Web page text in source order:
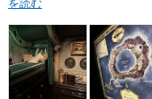
を読む